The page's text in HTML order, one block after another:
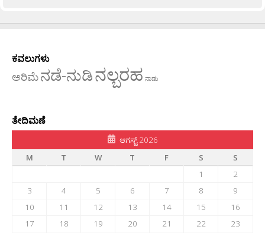
ಕವಲುಗಳು
ಅರಿಮೆನಡೆ-ನುಡಿನಲ್ಬರಹ ನಾಡು
ತೇದಿಮಣೆ
ಆಗಸ್ಟ್ 2026
M
T W T F S
S
1
2
3
4 5 6 7 8
9
10
11 12 13 14 15
16
17
18 19 20 21 22
23